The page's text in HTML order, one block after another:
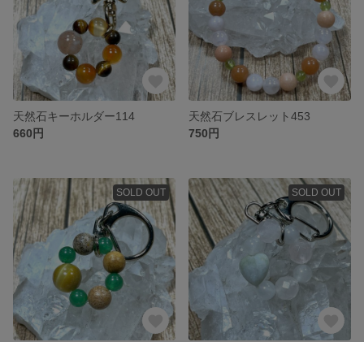
天然石キーホルダー114
660円
天然石ブレスレット453
750円
SOLD OUT SOLD OUT